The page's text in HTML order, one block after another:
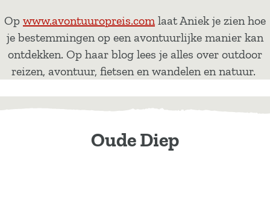
Op www.avontuuropreis.com laat Aniek je zien hoe
je bestemmingen op een avontuurlijke manier kan
ontdekken. Op haar blog lees je alles over outdoor
reizen, avontuur, fietsen en wandelen en natuur.
Oude Diep